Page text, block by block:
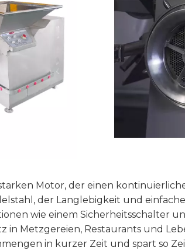
Motor, der einen
der Langlebigkeit und
wie einem Sicherheitsschalter
in Metzgereien, Restaurants und
in kurzer Zeit und spart so